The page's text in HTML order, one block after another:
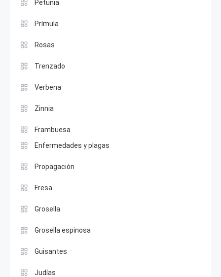
Petunia
Prímula
Rosas
Trenzado
Verbena
Zinnia
Frambuesa
Enfermedades y plagas
Propagación
Fresa
Grosella
Grosella espinosa
Guisantes
Judías